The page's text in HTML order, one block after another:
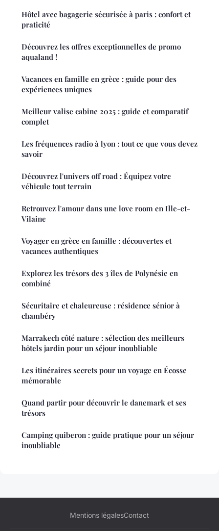
Hôtel avec bagagerie sécurisée à paris : confort et
praticité
Découvrez les offres exceptionnelles de promo
aqualand !
Vacances en famille en grèce : guide pour des
expériences uniques
Meilleur valise cabine 2025 : guide et comparatif
complet
Les fréquences radio à lyon : tout ce que vous devez
savoir
Découvrez l'univers off road : Équipez votre
véhicule tout terrain
Retrouvez l'amour dans une love room en Ille-et-
Vilaine
Voyager en grèce en famille : découvertes et
vacances authentiques
Explorez les trésors des 3 îles de Polynésie en
combiné
Sécuritaire et chaleureuse : résidence sénior à
chambéry
Marrakech côté nature : sélection des meilleurs
hôtels jardin pour un séjour inoubliable
Les itinéraires secrets pour un voyage en Écosse
mémorable
Quand partir pour découvrir le danemark et ses
trésors
Camping quiberon : guide pratique pour un séjour
inoubliable
Mentions légalesContact